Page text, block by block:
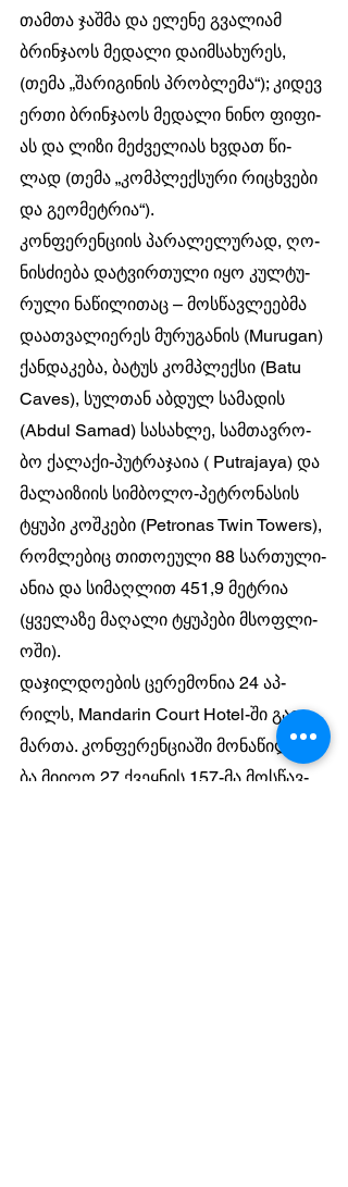
თამ­თა ჯაშ­მა და ელე­ნე გვა­ლი­ამ
ბრინ­ჯა­ოს მე­და­ლი და­იმ­სა­ხუ­რეს,
(თემა „შა­რი­გი­ნის პრობ­ლე­მა“); კი­დევ
ერთი ბრინ­ჯა­ოს მე­და­ლი ნინო ფი­ფი­
ას და ლიზი მეძ­ვე­ლი­ას ხვდათ წი­
ლად (თემა „კომ­პლექ­სუ­რი რი­ცხვე­ბი
და გე­ო­მეტ­რია“).
კონ­ფე­რენ­ცი­ის პა­რა­ლე­ლუ­რად, ღო­
ნის­ძი­ე­ბა დატ­ვირ­თუ­ლი იყო კულ­ტუ­
რუ­ლი ნა­წი­ლი­თაც – მოს­წავ­ლე­ებ­მა
და­ათ­ვა­ლი­ე­რეს მუ­რუ­გა­ნის (Murugan)
ქან­და­კე­ბა, ბა­ტუს კომ­პლექ­სი (Batu
Caves), სულ­თან აბ­დულ სა­მა­დის
(Abdul Samad) სა­სახ­ლე, სამ­თავ­რო­
ბო ქა­ლა­ქი-პუტ­რა­ჯა­ია ( Putrajaya) და
მა­ლა­ი­ზი­ის სიმ­ბო­ლო-პეტ­რო­ნა­სის
ტყუ­პი კოშ­კე­ბი (Petronas Twin Towers),
რომ­ლე­ბიც თი­თო­ე­უ­ლი 88 სარ­თუ­ლი­
ა­ნია და სი­მაღ­ლით 451,9 მეტ­რია
(ყვე­ლა­ზე მა­ღა­ლი ტყუ­პე­ბი მსოფ­ლი­
ო­ში).
და­ჯილ­დო­ე­ბის ცე­რე­მო­ნია 24 აპ­
რილს, Mandarin Court Hotel-ში გა­ი­
მარ­თა. კონ­ფე­რენ­ცი­ა­ში მო­ნა­წი­ლე­ო­
ბა მი­ი­ღო 27 ქვეყ­ნის 157-მა მოს­წავ­